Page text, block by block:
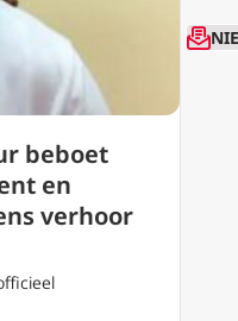
beboet
en
verhoor